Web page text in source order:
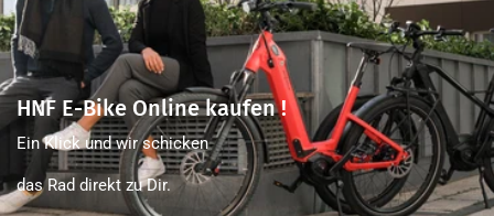
HNF E-Bike Online kaufen !
Ein Klick und wir schicken
das Rad direkt zu Dir.